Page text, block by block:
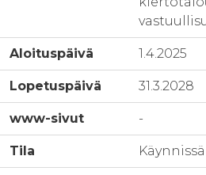
Aloituspäivä 1.4.2025
Lopetuspäivä 31.3.2028
www-sivut -
Tila Käynnissä